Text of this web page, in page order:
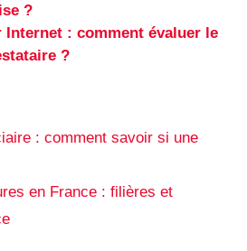
?
Internet : comment évaluer le
?
: comment savoir si une
en France : filières et